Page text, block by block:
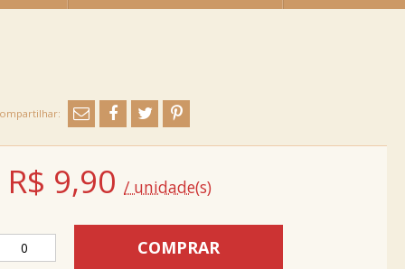
R$ 9,90 / unidade(s)